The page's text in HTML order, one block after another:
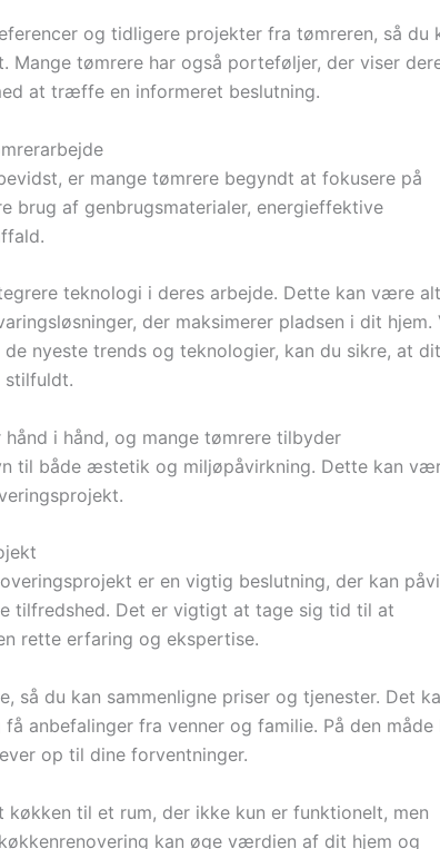
og tidligere projekter fra tømreren, så du
Mange tømrere har også porteføljer, der viser
at træffe en informeret beslutning.
er mange tømrere begyndt at fokusere på
brug af genbrugsmaterialer, energieffektive
teknologi i deres arbejde. Dette kan være
der maksimerer pladsen i dit hjem.
nyeste trends og teknologier, kan du sikre, at dit
stilfuldt.
i hånd, og mange tømrere tilbyder
til både æstetik og miljøpåvirkning. Dette kan
er en vigtig beslutning, der kan
tilfredshed. Det er vigtigt at tage sig tid til at
rette erfaring og ekspertise.
så du kan sammenligne priser og tjenester. Det
anbefalinger fra venner og familie. På den måde
op til dine forventninger.
til et rum, der ikke kun er funktionelt, men
kan øge værdien af dit hjem og